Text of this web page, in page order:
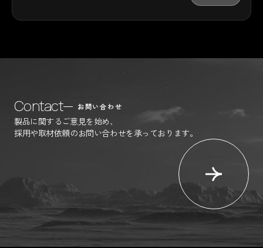
Contact お問い合わせ
製品に関するご意見を始め、
採用や取材依頼のお問い合わせを承っております。